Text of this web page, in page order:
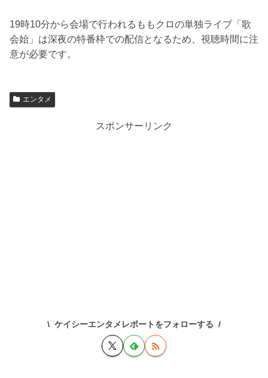
19時10分から会場で行われるももクロの単独ライブ「歌
会始」は深夜の特番枠での配信となるため、視聴時間に注
意が必要です。
エンタメ
スポンサーリンク
ケイシーエンタメレポートをフォローする